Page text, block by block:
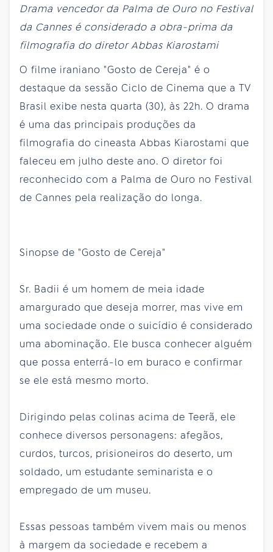
Drama vencedor da Palma de Ouro no Festival
da Cannes é considerado a obra-prima da
filmografia do diretor Abbas Kiarostami
O filme iraniano "Gosto de Cereja" é o
destaque da sessão Ciclo de Cinema que a TV
Brasil exibe nesta quarta (30), às 22h. O drama
é uma das principais produções da
filmografia do cineasta Abbas Kiarostami que
faleceu em julho deste ano. O diretor foi
reconhecido com a Palma de Ouro no Festival
de Cannes pela realização do longa.
Sinopse de "Gosto de Cereja"
Sr. Badii é um homem de meia idade
amargurado que deseja morrer, mas vive em
uma sociedade onde o suicídio é considerado
uma abominação. Ele busca conhecer alguém
que possa enterrá-lo em buraco e confirmar
se ele está mesmo morto.
Dirigindo pelas colinas acima de Teerã, ele
conhece diversos personagens: afegãos,
curdos, turcos, prisioneiros do deserto, um
soldado, um estudante seminarista e o
empregado de um museu.
Essas pessoas também vivem mais ou menos
à margem da sociedade e recebem a